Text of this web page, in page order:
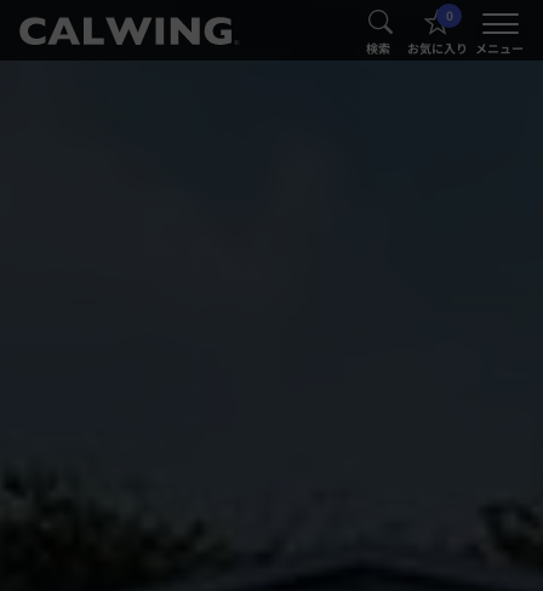
® 検索
0
お気に入り メニュー
®